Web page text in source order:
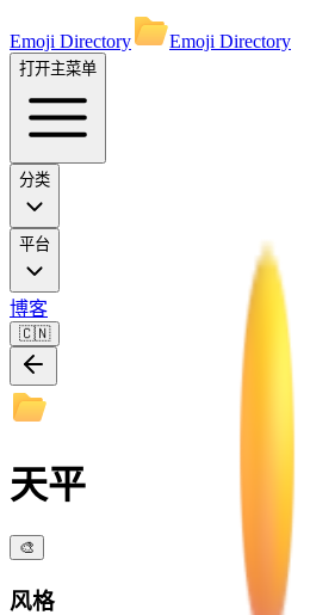
Emoji Directory Emoji Directory
打开主菜单
分类
平台
博客
🇨🇳
天平
🎨
风格